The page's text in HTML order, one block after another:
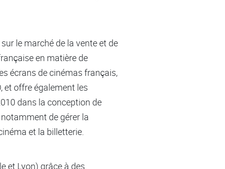
le marché de la vente et de
en matière de
écrans de cinémas français,
et offre également les
dans la conception de
de gérer la
et la billetterie.
et Lyon) grâce à des